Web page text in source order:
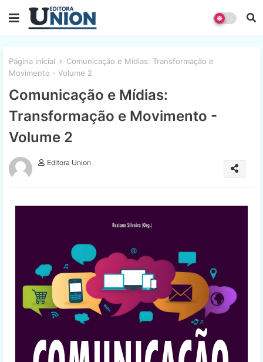
Página inicial
Comunicação e Mídias: Transformação e
Movimento - Volume 2
Comunicação e Mídias:
Transformação e Movimento -
Volume 2
Editora Union